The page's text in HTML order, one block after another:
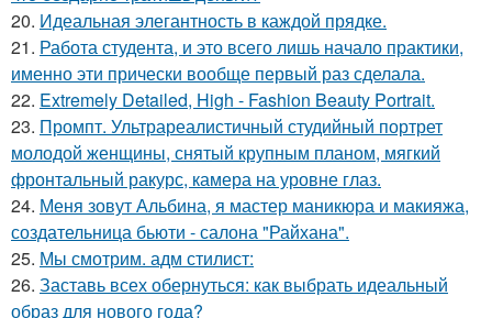
20. Идеальная элегантность в каждой прядке.
21. Работа студента, и это всего лишь начало практики,
именно эти прически вообще первый раз сделала.
22. Extremely Detailed, High - Fashion Beauty Portrait.
23. Промпт. Ультрареалистичный студийный портрет
молодой женщины, снятый крупным планом, мягкий
фронтальный ракурс, камера на уровне глаз.
24. Меня зовут Альбина, я мастер маникюра и макияжа,
создательница бьюти - салона "Райхана".
25. Мы смотрим. адм стилист:
26. Заставь всех обернуться: как выбрать идеальный
образ для нового года?